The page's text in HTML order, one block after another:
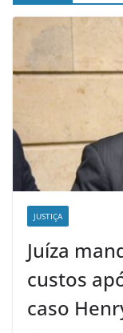
JUSTIÇA
Juíza
custos
caso